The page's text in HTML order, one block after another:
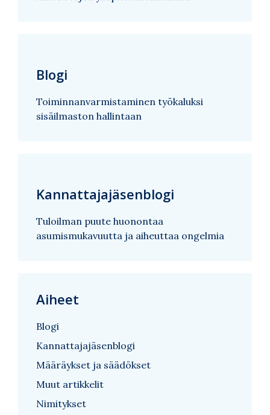
Blogi
Toiminnanvarmistaminen työkaluksi
sisäilmaston hallintaan
Kannattajajäsenblogi
Tuloilman puute huonontaa
asumismukavuutta ja aiheuttaa ongelmia
Aiheet
Blogi
Kannattajajäsenblogi
Määräykset ja säädökset
Muut artikkelit
Nimitykset